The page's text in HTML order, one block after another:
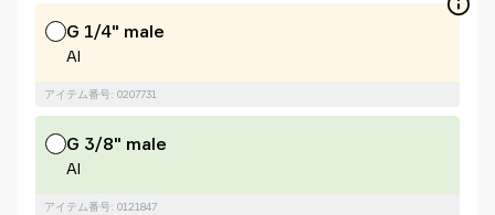
G 1/4" male
Al
アイテム番号: 0207731
G 3/8" male
Al
アイテム番号: 0121847